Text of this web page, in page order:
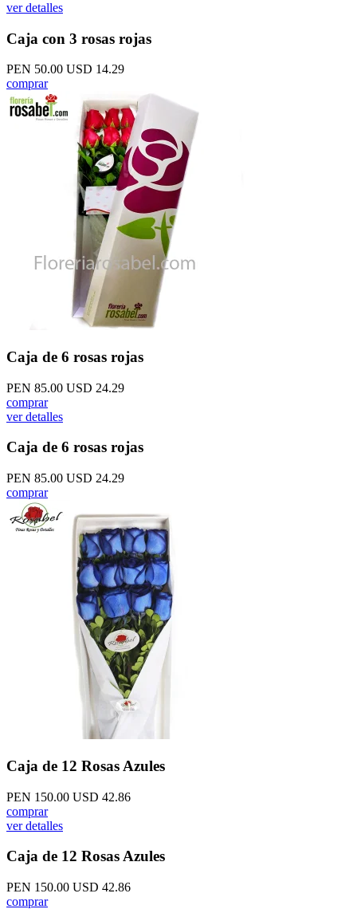
ver detalles
Caja con 3 rosas rojas
PEN 50.00 USD 14.29
comprar
Caja de 6 rosas rojas
PEN 85.00 USD 24.29
comprar
ver detalles
Caja de 6 rosas rojas
PEN 85.00 USD 24.29
comprar
Caja de 12 Rosas Azules
PEN 150.00 USD 42.86
comprar
ver detalles
Caja de 12 Rosas Azules
PEN 150.00 USD 42.86
comprar